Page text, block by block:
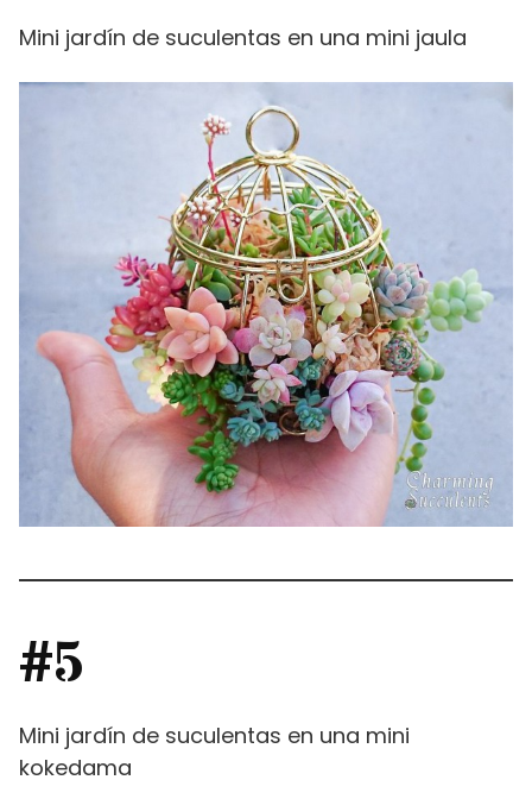
Mini jardín de suculentas en una mini jaula
#5
Mini jardín de suculentas en una mini
kokedama